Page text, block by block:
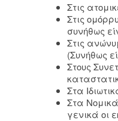
Στις
Στις
συνήθως
Στις
(Συνήθως
Στους
Στα
Στα
γενικά οι